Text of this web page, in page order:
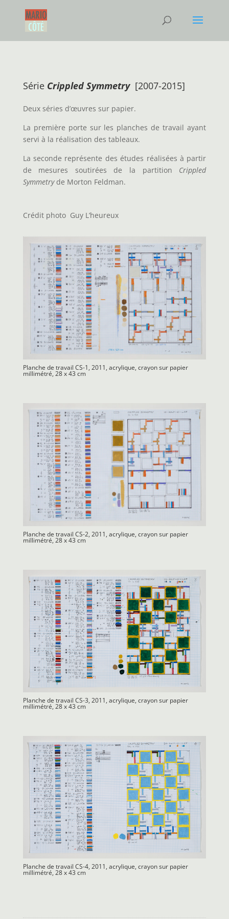
Série Crippled Symmetry [2007-2015]
Deux séries d’œuvres sur papier.
La première porte sur les planches de travail ayant
servi à la réalisation des tableaux.
La seconde représente des études réalisées à partir
de mesures soutirées de la partition Crippled
Symmetryde Morton Feldman.
Crédit photo Guy L’heureux
Planche de travail CS-1, 2011, acrylique, crayon sur papier
millimétré, 28 x 43 cm
Planche de travail CS-2, 2011, acrylique, crayon sur papier
millimétré, 28 x 43 cm
Planche de travail CS-3, 2011, acrylique, crayon sur papier
millimétré, 28 x 43 cm
Planche de travail CS-4, 2011, acrylique, crayon sur papier
millimétré, 28 x 43 cm